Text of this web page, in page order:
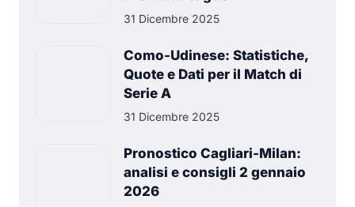
31 Dicembre 2025
Como-Udinese: Statistiche,
Quote e Dati per il Match di
Serie A
31 Dicembre 2025
Pronostico Cagliari-Milan:
analisi e consigli 2 gennaio
2026